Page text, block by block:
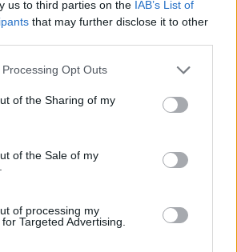
us to third parties on the IAB’s List of
that may further disclose it to other
Opt Outs
of the Sharing of my
of the Sale of my
of processing my
Targeted Advertising.
Classic